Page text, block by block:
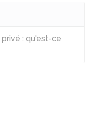
: qu'est-ce